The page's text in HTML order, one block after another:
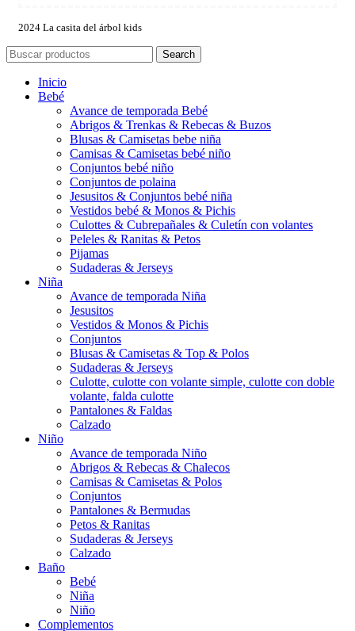
2024 La casita del árbol kids
Search
Inicio
Bebé
Avance de temporada Bebé
Abrigos & Trenkas & Rebecas & Buzos
Blusas & Camisetas bebe niña
Camisas & Camisetas bebé niño
Conjuntos bebé niño
Conjuntos de polaina
Jesusitos & Conjuntos bebé niña
Vestidos bebé & Monos & Pichis
Culottes & Cubrepañales & Culetín con volantes
Peleles & Ranitas & Petos
Pijamas
Sudaderas & Jerseys
Niña
Avance de temporada Niña
Jesusitos
Vestidos & Monos & Pichis
Conjuntos
Blusas & Camisetas & Top & Polos
Sudaderas & Jerseys
Culotte, culotte con volante simple, culotte con doble
volante, falda culotte
Pantalones & Faldas
Calzado
Niño
Avance de temporada Niño
Abrigos & Rebecas & Chalecos
Camisas & Camisetas & Polos
Conjuntos
Pantalones & Bermudas
Petos & Ranitas
Sudaderas & Jerseys
Calzado
Baño
Bebé
Niña
Niño
Complementos